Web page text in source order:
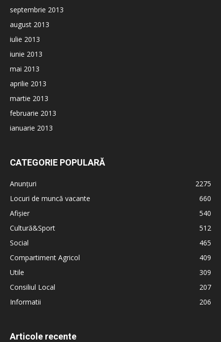
septembrie 2013
august 2013
iulie 2013
iunie 2013
mai 2013
aprilie 2013
martie 2013
februarie 2013
ianuarie 2013
CATEGORIE POPULARĂ
Anunțuri
2275
Locuri de muncă vacante
660
Afișier
540
Cultură&Sport
512
Social
465
Compartiment Agricol
409
Utile
309
Consiliul Local
207
Informatii
206
Articole recente